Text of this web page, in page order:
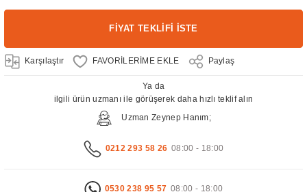
FİYAT TEKLİFİ İSTE
Karşılaştır Paylaş
Ya da
ilgili ürün uzmanı ile görüşerek daha hızlı teklif alın
Uzman Zeynep Hanım;
0212 293 58 26 08:00 - 18:00
0530 238 95 57 08:00 - 18:00